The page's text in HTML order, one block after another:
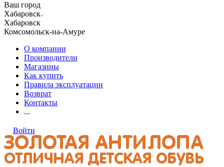
Ваш город
Хабаровск
Хабаровск
Комсомольск-на-Амуре
О компании
Производители
Магазины
Как купить
Правила эксплуатации
Возврат
Контакты
...
Войти